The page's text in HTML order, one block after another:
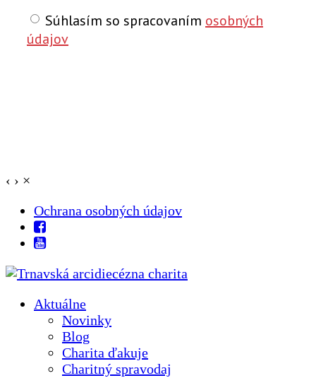
Súhlasím so spracovaním osobných
údajov
‹ › ×
Ochrana osobných údajov
Aktuálne
Novinky
Blog
Charita ďakuje
Charitný spravodaj